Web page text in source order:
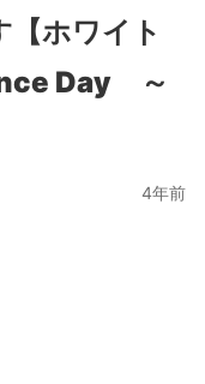
【ホワイト
Day ～
4年前